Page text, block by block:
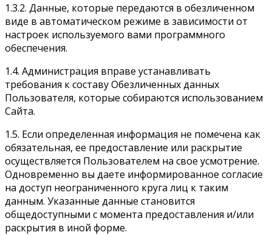
1.3.2. Данные, которые передаются в обезличенном
виде в автоматическом режиме в зависимости от
настроек используемого вами программного
обеспечения.
1.4. Администрация вправе устанавливать
требования к составу Обезличенных данных
Пользователя, которые собираются использованием
Сайта.
1.5. Если определенная информация не помечена как
обязательная, ее предоставление или раскрытие
осуществляется Пользователем на свое усмотрение.
Одновременно вы даете информированное согласие
на доступ неограниченного круга лиц к таким
данным. Указанные данные становится
общедоступными с момента предоставления и/или
раскрытия в иной форме.